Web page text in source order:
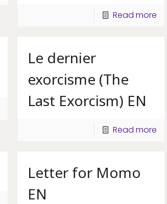
Read more
Le dernier
exorcisme (The
Last Exorcism) EN
Read more
Letter for Momo
EN